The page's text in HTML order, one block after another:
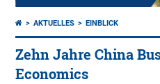
AKTUELLES EINBLICK
Zehn Jahre China
Economics